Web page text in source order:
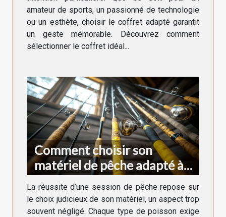
amateur de sports, un passionné de technologie
ou un esthète, choisir le coffret adapté garantit
un geste mémorable. Découvrez comment
sélectionner le coffret idéal...
Comment choisir son
matériel de pêche adapté à
chaque type de poisson
La réussite d’une session de pêche repose sur
le choix judicieux de son matériel, un aspect trop
souvent négligé. Chaque type de poisson exige